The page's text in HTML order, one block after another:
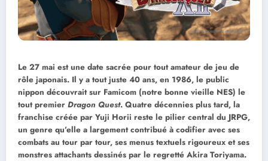
Le 27 mai est une date sacrée pour tout amateur de jeu de
rôle japonais. Il y a tout juste 40 ans, en 1986, le public
nippon découvrait sur Famicom (notre bonne vieille NES) le
tout premier Dragon Quest. Quatre décennies plus tard, la
franchise créée par Yuji Horii reste le pilier central du JRPG,
un genre qu’elle a largement contribué à codifier avec ses
combats au tour par tour, ses menus textuels rigoureux et ses
monstres attachants dessinés par le regretté Akira Toriyama.